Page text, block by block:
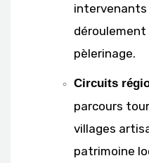
intervenants
pèlerinage.
Circuits
parcours
villages
patrimoine